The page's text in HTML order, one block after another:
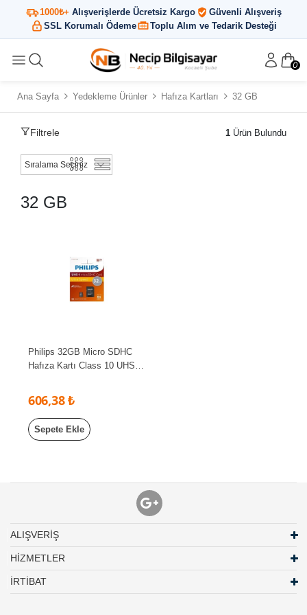
1000₺+ Alışverişlerde Ücretsiz Kargo
Güvenli Alışveriş
SSL Korumalı Ödeme
Toplu Alım ve Tedarik Desteği
0
Ana Sayfa Yedekleme Ürünler Hafıza Kartları 32 GB
Filtrele 1 Ürün Bulundu
32 GB
Philips 32GB Micro SDHC
Hafıza Kartı Class 10 UHS-I
606,38 ₺
Sepete Ekle
ALIŞVERİŞ
HİZMETLER
İRTİBAT